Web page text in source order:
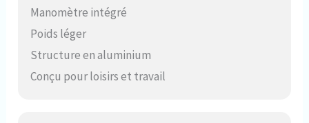
Manomètre intégré
Poids léger
Structure en aluminium
Conçu pour loisirs et travail